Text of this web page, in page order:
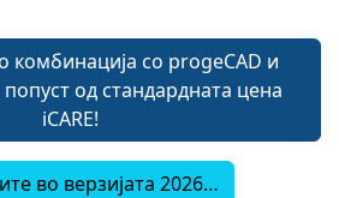
комбинација со progeCAD и
од стандардната цена
iCARE!
во верзијата 2026…